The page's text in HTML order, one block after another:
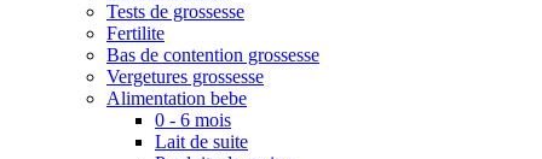
Tests de grossesse
Fertilite
Bas de contention grossesse
Vergetures grossesse
Alimentation bebe
0 - 6 mois
Lait de suite